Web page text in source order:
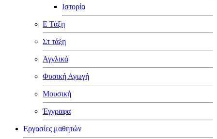
Ιστορία
Ε Τάξη
Στ τάξη
Αγγλικά
Φυσική Αγωγή
Μουσική
Έγγραφα
Εργασίες μαθητών